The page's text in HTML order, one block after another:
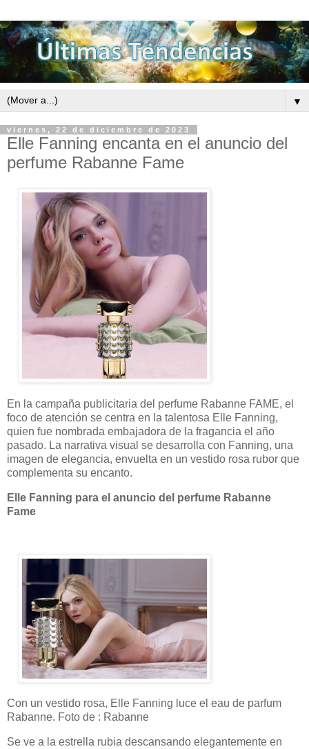
▼
viernes, 22 de diciembre de 2023
Elle Fanning encanta en el anuncio del
perfume Rabanne Fame
En la campaña publicitaria del perfume Rabanne FAME, el
foco de atención se centra en la talentosa Elle Fanning,
quien fue nombrada embajadora de la fragancia el año
pasado. La narrativa visual se desarrolla con Fanning, una
imagen de elegancia, envuelta en un vestido rosa rubor que
complementa su encanto.
Elle Fanning para el anuncio del perfume Rabanne
Fame
Con un vestido rosa, Elle Fanning luce el eau de parfum
Rabanne. Foto de : Rabanne
Se ve a la estrella rubia descansando elegantemente en